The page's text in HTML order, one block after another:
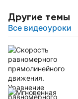
Другие темы
Все видеоуроки